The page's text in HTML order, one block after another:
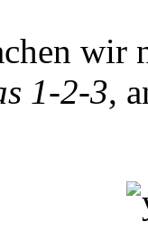
wir
1-2-3,